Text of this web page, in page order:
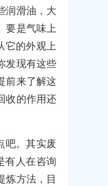
润滑油，大
要是气味上
它的外观上
发现有这些
前来了解这
收的作用还
吧。其实废
有人在咨询
炼方法，目